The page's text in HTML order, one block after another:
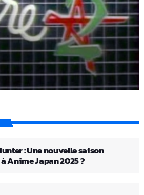
: Une nouvelle saison
Anime Japan 2025 ?